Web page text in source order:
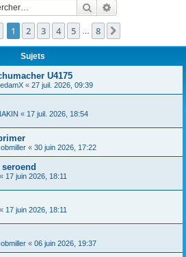
Rechercher
Page 1sur8
1 2 3 4 5 8
Sujets
U4175
« 27 juil. 2026, 09:39
« 17 juil. 2026, 18:54
« 30 juin 2026, 17:22
« 17 juin 2026, 18:11
« 17 juin 2026, 18:11
« 06 juin 2026, 19:37